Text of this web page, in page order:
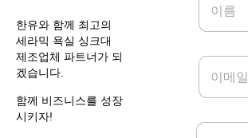
한유와 함께 최고의
세라믹 욕실 싱크대
제조업체 파트너가 되
겠습니다.
함께 비즈니스를 성장
시키자!
*
이
일
메